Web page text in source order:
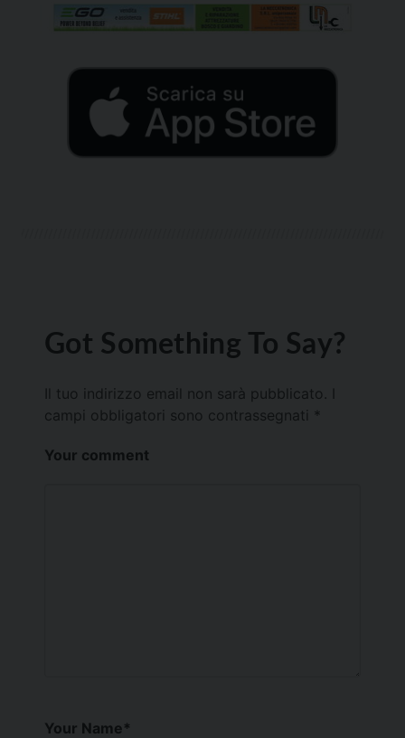
Got Something To Say?
Il tuo indirizzo email non sarà pubblicato.
campi obbligatori sono contrassegnati *
Your comment
Your Name*